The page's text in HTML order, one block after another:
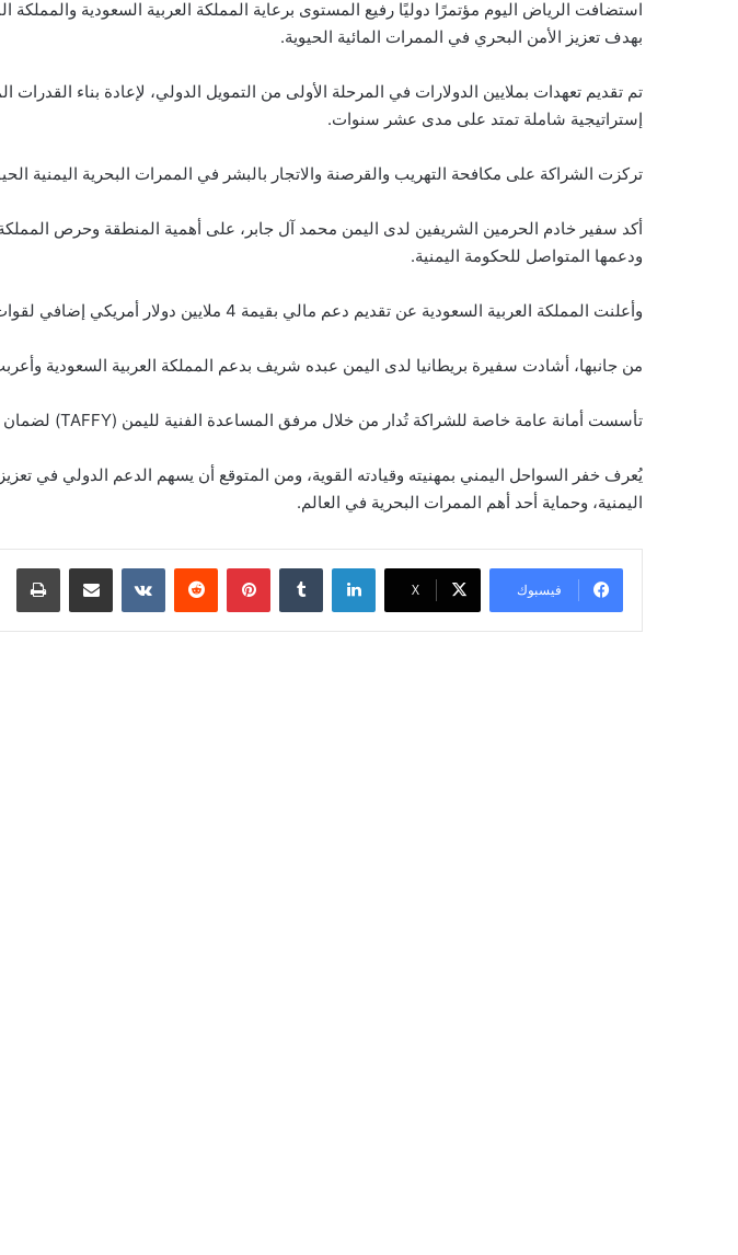
بهدف تعزيز الأمن البحري في الممرات المائية الحيوية.
تم تقديم تعهدات بملايين الدولارات في المرحلة الأولى من التمويل الدولي، لإعادة بناء
إستراتيجية شاملة تمتد على مدى عشر سنوات.
تركزت الشراكة على مكافحة التهريب والقرصنة والاتجار بالبشر في الممرات البحرية اليمنية
أكد سفير خادم الحرمين الشريفين لدى اليمن محمد آل جابر، على أهمية المنطقة وحرص المملكة
ودعمها المتواصل للحكومة اليمنية.
وأعلنت المملكة العربية السعودية عن تقديم دعم مالي بقيمة 4 ملايين دولار أمريكي إضافي لقوات خفر السواحل اليمنية، بهدف تعزيز قدراتها على تأمين طرق التجارة البحرية.
من جانبها، أشادت سفيرة بريطانيا لدى اليمن عبده شريف بدعم المملكة العربية السعودية
تأسست أمانة عامة خاصة للشراكة تُدار من خلال مرفق المساعدة الفنية لليمن (TAFFY) لضمان تنسيق الدعم الدولي والوصول السليم للموارد المالية، وذلك لتعزيز شراكات الأمن العالمية.
يُعرف خفر السواحل اليمني بمهنيته وقيادته القوية، ومن المتوقع أن يسهم الدعم الدولي في
اليمنية، وحماية أحد أهم الممرات البحرية في العالم.
فيسبوك ‫X
لينكدإن بينتيريست